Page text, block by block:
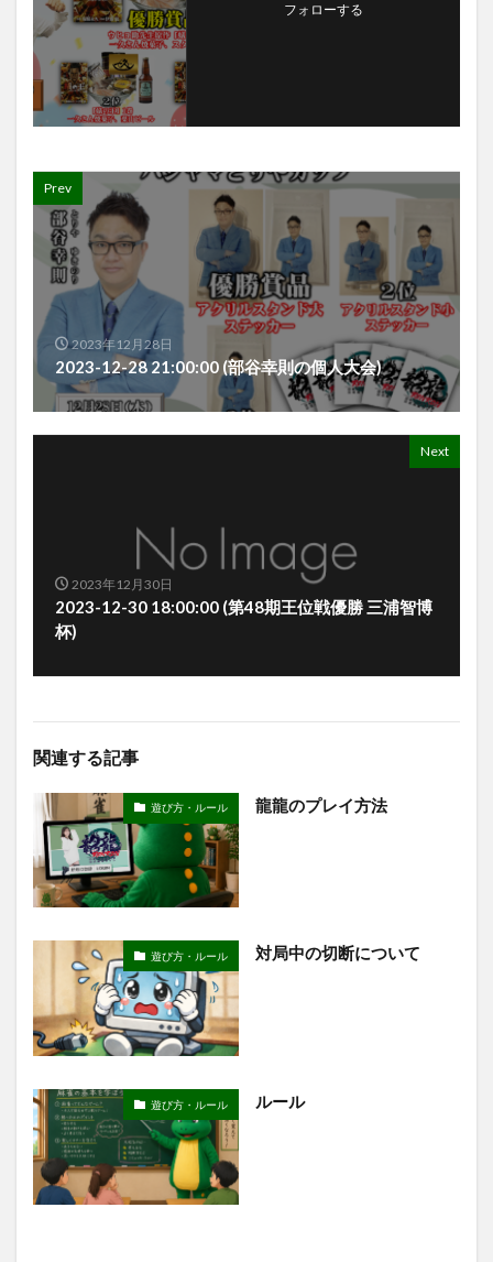
フォローする
Prev
2023年12月28日
2023-12-28 21:00:00 (部谷幸則の個人大会)
Next
2023年12月30日
2023-12-30 18:00:00 (第48期王位戦優勝 三浦智博
杯)
関連する記事
遊び方・ルール 龍龍のプレイ方法
遊び方・ルール 対局中の切断について
遊び方・ルール ルール